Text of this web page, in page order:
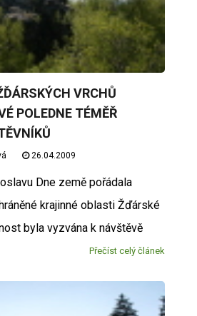
VRCHŮ
POLEDNE TÉMĚŘ
26.04.2009
Dne země pořádala
krajinné oblasti Žďárské
byla vyzvána k návštěvě
Přečíst celý článek